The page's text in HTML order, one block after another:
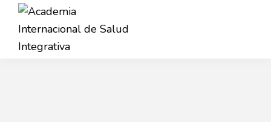
Saltar
Saltar
contenido